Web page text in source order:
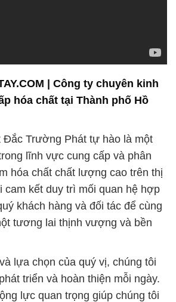
| Công ty chuyên kinh
hóa chất tại Thành phố Hồ
Đắc Trường Phát tự hào là một
lĩnh vực cung cấp và phân
hóa chất chất lượng cao trên thị
cam kết duy trì mối quan hệ hợp
khách hàng và đối tác để cùng
tương lai thịnh vượng và bền
lựa chọn của quý vị, chúng tôi
triển và hoàn thiện mỗi ngày.
lực quan trọng giúp chúng tôi